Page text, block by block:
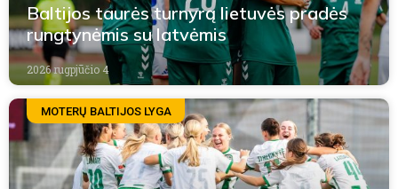
Baltijos taurės turnyrą lietuvės pradės
rungtynėmis su latvėmis
2026 rugpjūčio 4
MOTERŲ BALTIJOS LYGA